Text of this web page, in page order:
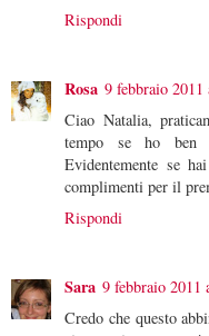
Rispondi
Rosa 9 febbraio
Ciao Natalia,
tempo se ho ben
Evidentemente se
complimenti per il
Rispondi
Sara 9 febbraio 2011
Credo che questo